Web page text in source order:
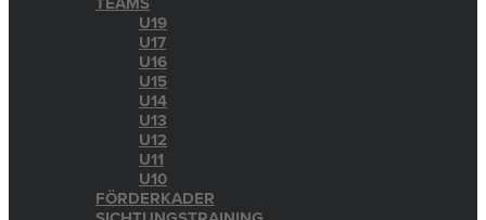
U19
U17
U16
U15
U14
U13
U12
U11
U10
FÖRDERKADER